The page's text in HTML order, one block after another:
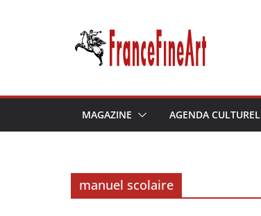
MAGAZINE AGENDA CULTUREL
manuel scolaire